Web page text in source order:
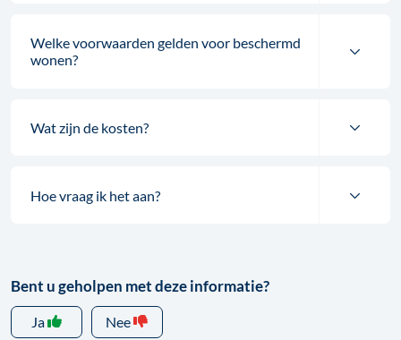
Welke voorwaarden gelden voor beschermd
wonen?
Wat zijn de kosten?
Hoe vraag ik het aan?
Bent u geholpen met deze informatie?
Ja Nee